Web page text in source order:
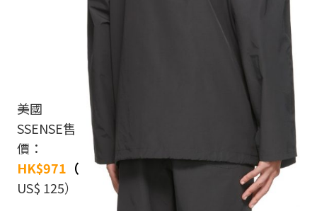
美國
SSENSE售
價：
HK$971 （
US$ 125）